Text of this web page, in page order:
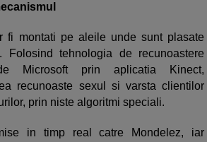
fi montati pe aleile unde sunt plasate
Folosind tehnologia de recunoastere
Microsoft prin aplicatia Kinect,
recunoaste sexul si varsta clientilor
prin niste algoritmi speciali.
in timp real catre Mondelez, iar